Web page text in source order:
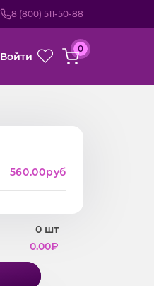
8 (800) 511-50-88
Войти
0
560.00руб
0 шт
0.00₽